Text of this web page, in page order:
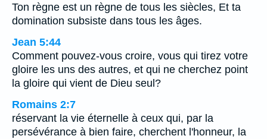
Ton règne est un règne de tous les siècles, Et ta
domination subsiste dans tous les âges.
Jean 5:44
Comment pouvez-vous croire, vous qui tirez votre
gloire les uns des autres, et qui ne cherchez point
la gloire qui vient de Dieu seul?
Romains 2:7
réservant la vie éternelle à ceux qui, par la
persévérance à bien faire, cherchent l'honneur, la